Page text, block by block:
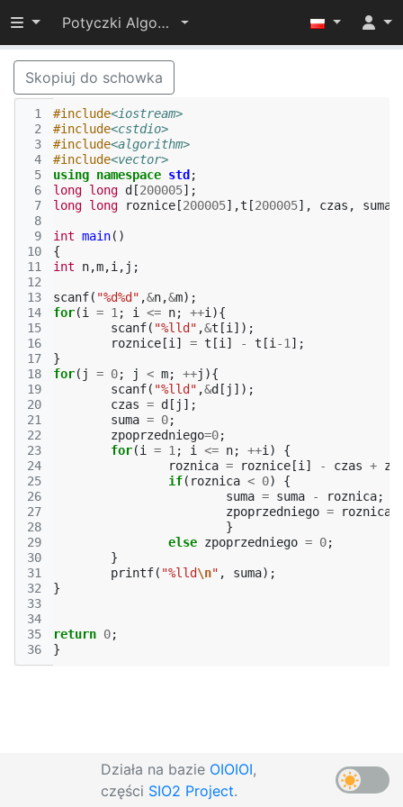
Przełącz widoczność menu
Potyczki Algorytmiczne 2017
Skopiuj do schowka
1
2
3
4
5
6
7
8
9
10
11
12
13
14
15
16
17
18
19
20
21
22
23
24
25
26
27
28
29
30
31
32
33
34
35
36
#include<iostream>
#include<cstdio>
#include<algorithm>
#include<vector>
using namespace std ;
long long d [200005];
long long roznice [200005],t [200005], czas , suma
int main()
{
int
n,m,i , j ;
scanf( "%d%d" ,&n,&m);
for(i = 1 ; i <= n; ++i ){
scanf( "%lld" ,&t [i ]);
roznice [i ] = t [i ] - t [i -1 ];
}
for( j = 0; j < m; ++j ){
scanf( "%lld" ,&d [ j ]);
czas = d [ j ];
suma = 0;
zpoprzedniego=0;
for(i = 1 ; i <= n; ++i )
{
roznica = roznice [i ] - czas +
if( roznica < 0)
{
suma = suma - roznica;
zpoprzedniego = roznica
}
else zpoprzedniego = 0;
}
printf( "%lld\n" , suma);
}
return 0;
}
Działa na bazie OIOIOI,
części SIO2 Project.